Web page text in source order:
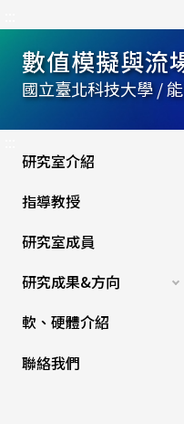
數值模擬與流
國立臺北科技大學 /
研究室介紹
指導教授
研究室成員
研究成果&方向
軟、硬體介紹
聯絡我們